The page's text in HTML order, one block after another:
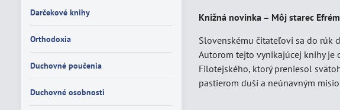
Knižná novinka – Môj starec Efrém
Slovenskému čitateľovi sa do rúk
Autorom tejto vynikajúcej knihy je
Filotejského, ktorý preniesol
pastierom duší a neúnavným
Darčekové knihy
Orthodoxia
Duchovné poučenia
Duchovné osobnosti